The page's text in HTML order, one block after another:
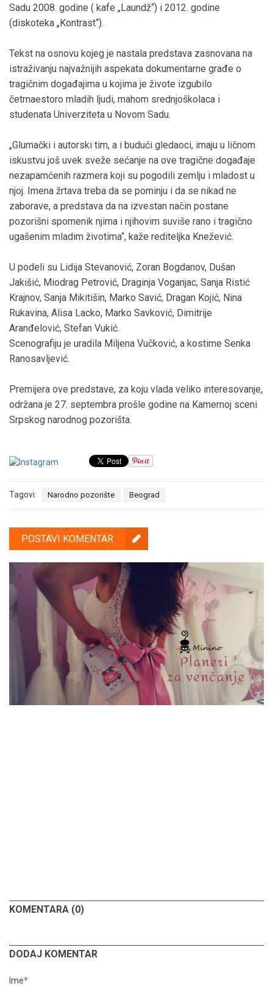
Sadu 2008. godine ( kafe „Laundž“) i 2012. godine
(diskoteka „Kontrast“).
Tekst na osnovu kojeg je nastala predstava zasnovana na
istraživanju najvažnijih aspekata dokumentarne građe o
tragičnim događajima u kojima je živote izgubilo
četrnaestoro mladih ljudi, mahom srednjoškolaca i
studenata Univerziteta u Novom Sadu.
„Glumački i autorski tim, a i budući gledaoci, imaju u ličnom
iskustvu još uvek sveže sećanje na ove tragične događaje
nezapamćenih razmera koji su pogodili zemlju i mladost u
njoj. Imena žrtava treba da se pominju i da se nikad ne
zaborave, a predstava da na izvestan način postane
pozorišni spomenik njima i njihovim suviše rano i tragično
ugašenim mladim životima“, kaže rediteljka Knežević.
U podeli su Lidija Stevanović, Zoran Bogdanov, Dušan
Jakišić, Miodrag Petrović, Draginja Voganjac, Sanja Ristić
Krajnov, Sanja Mikitišin, Marko Savić, Dragan Kojić, Nina
Rukavina, Alisa Lacko, Marko Savković, Dimitrije
Aranđelović, Stefan Vukić.
Scenografiju je uradila Miljena Vučković, a kostime Senka
Ranosavljević.
Premijera ove predstave, za koju vlada veliko interesovanje,
održana je 27. septembra prošle godine na Kamernoj sceni
Srpskog narodnog pozorišta.
Tagovi: Narodno pozorište Beograd
POSTAVI KOMENTAR
KOMENTARA (0)
DODAJ KOMENTAR
Ime*